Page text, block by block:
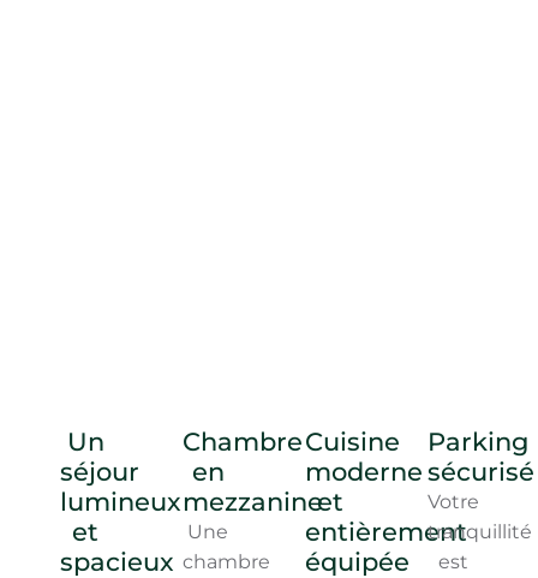
Un
séjour
lumineux
et
spacieux
Chambre
en
mezzanine
Une
chambre
Cuisine
moderne
et
entièrement
équipée
Parking
sécurisé
Votre
tranquillité
est